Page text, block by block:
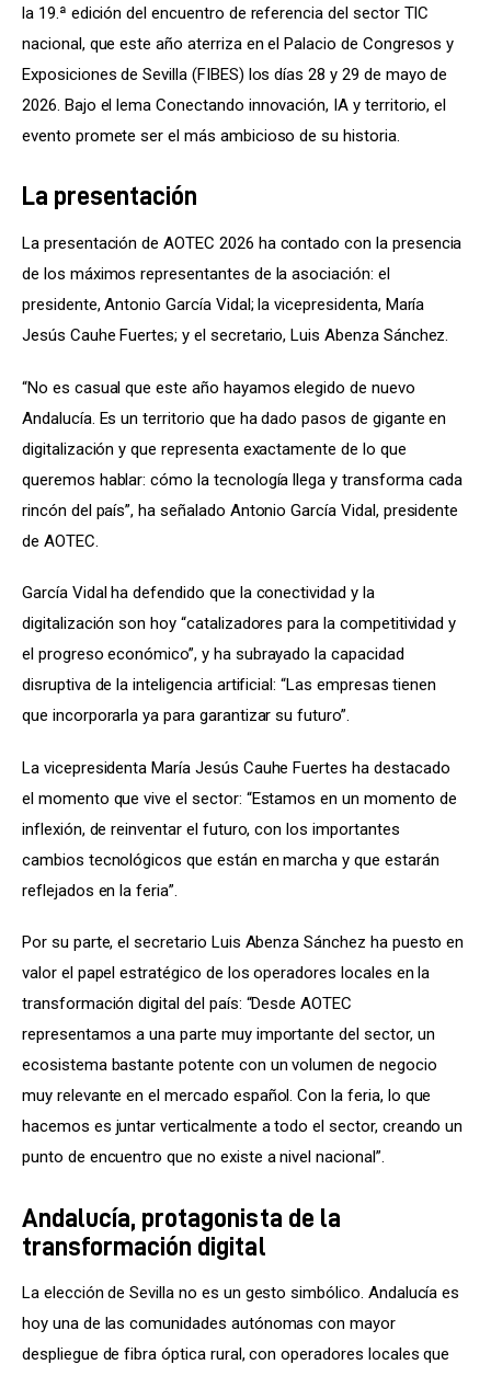
la 19.ª edición del encuentro de referencia del sector TIC
nacional, que este año aterriza en el Palacio de Congresos y
Exposiciones de Sevilla (FIBES) los días 28 y 29 de mayo de
2026. Bajo el lema Conectando innovación, IA y territorio, el
evento promete ser el más ambicioso de su historia.
La presentación
La presentación de AOTEC 2026 ha contado con la presencia
de los máximos representantes de la asociación: el
presidente, Antonio García Vidal; la vicepresidenta, María
Jesús Cauhe Fuertes; y el secretario, Luis Abenza Sánchez.
“No es casual que este año hayamos elegido de nuevo
Andalucía. Es un territorio que ha dado pasos de gigante en
digitalización y que representa exactamente de lo que
queremos hablar: cómo la tecnología llega y transforma cada
rincón del país”, ha señalado Antonio García Vidal, presidente
de AOTEC.
García Vidal ha defendido que la conectividad y la
digitalización son hoy “catalizadores para la competitividad y
el progreso económico”, y ha subrayado la capacidad
disruptiva de la inteligencia artificial: “Las empresas tienen
que incorporarla ya para garantizar su futuro”.
La vicepresidenta María Jesús Cauhe Fuertes ha destacado
el momento que vive el sector: “Estamos en un momento de
inflexión, de reinventar el futuro, con los importantes
cambios tecnológicos que están en marcha y que estarán
reflejados en la feria”.
Por su parte, el secretario Luis Abenza Sánchez ha puesto en
valor el papel estratégico de los operadores locales en la
transformación digital del país: “Desde AOTEC
representamos a una parte muy importante del sector, un
ecosistema bastante potente con un volumen de negocio
muy relevante en el mercado español. Con la feria, lo que
hacemos es juntar verticalmente a todo el sector, creando un
punto de encuentro que no existe a nivel nacional”.
Andalucía, protagonista de la
transformación digital
La elección de Sevilla no es un gesto simbólico. Andalucía es
hoy una de las comunidades autónomas con mayor
despliegue de fibra óptica rural, con operadores locales que